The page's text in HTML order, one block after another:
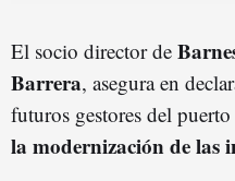
El socio director de
Barrera, asegura en
futuros gestores del puerto
la modernización de las